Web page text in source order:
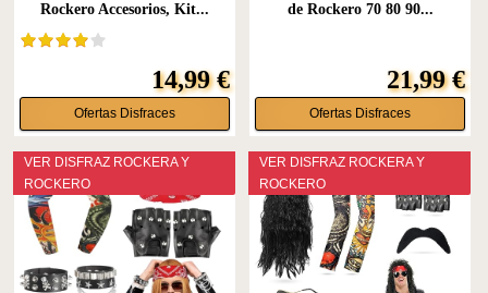
Rockero Accesorios, Kit...
14,99 €
Ofertas Disfraces
de Rockero 70 80 90...
21,99 €
Ofertas Disfraces
VER DISFRAZ ROCKERA Y
ROCKERO
VER DISFRAZ ROCKERA Y
ROCKERO